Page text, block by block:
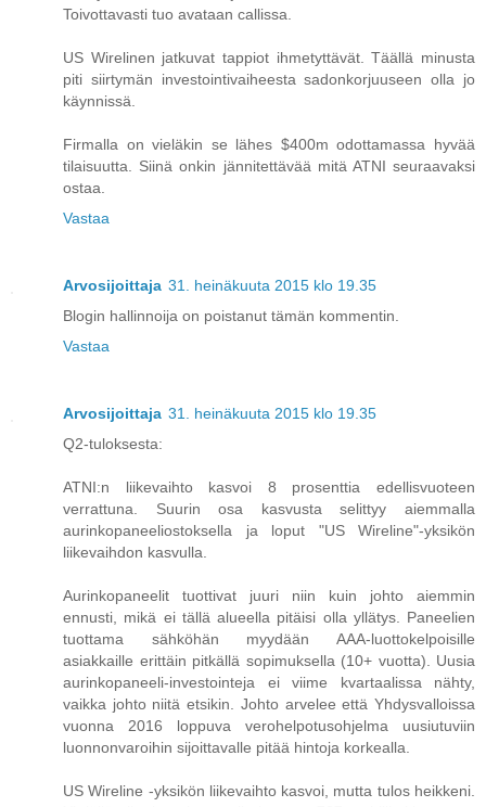
Toivottavasti tuo avataan callissa.
US Wirelinen jatkuvat tappiot ihmetyttävät. Täällä minusta
piti siirtymän investointivaiheesta sadonkorjuuseen olla jo
käynnissä.
Firmalla on vieläkin se lähes $400m odottamassa hyvää
tilaisuutta. Siinä onkin jännitettävää mitä ATNI seuraavaksi
ostaa.
Vastaa
Arvosijoittaja 31. heinäkuuta 2015 klo 19.35
Blogin hallinnoija on poistanut tämän kommentin.
Vastaa
Arvosijoittaja 31. heinäkuuta 2015 klo 19.35
Q2-tuloksesta:
ATNI:n liikevaihto kasvoi 8 prosenttia edellisvuoteen
verrattuna. Suurin osa kasvusta selittyy aiemmalla
aurinkopaneeliostoksella ja loput "US Wireline"-yksikön
liikevaihdon kasvulla.
Aurinkopaneelit tuottivat juuri niin kuin johto aiemmin
ennusti, mikä ei tällä alueella pitäisi olla yllätys. Paneelien
tuottama sähköhän myydään AAA-luottokelpoisille
asiakkaille erittäin pitkällä sopimuksella (10+ vuotta). Uusia
aurinkopaneeli-investointeja ei viime kvartaalissa nähty,
vaikka johto niitä etsikin. Johto arvelee että Yhdysvalloissa
vuonna 2016 loppuva verohelpotusohjelma uusiutuviin
luonnonvaroihin sijoittavalle pitää hintoja korkealla.
US Wireline -yksikön liikevaihto kasvoi, mutta tulos heikkeni.